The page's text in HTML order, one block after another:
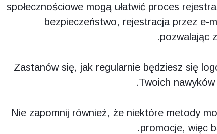
społecznościowe mogą ułatwić proces
bezpieczeństwo, rejestracja przez e-
pozwalając
Zastanów się, jak regularnie będziesz się
Twoich
Nie zapomnij również, że niektóre metody
promocje, więc